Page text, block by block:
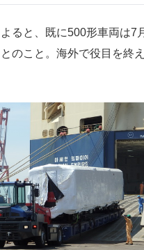
ると、既に500形車両は7
のこと。海外で役目を終